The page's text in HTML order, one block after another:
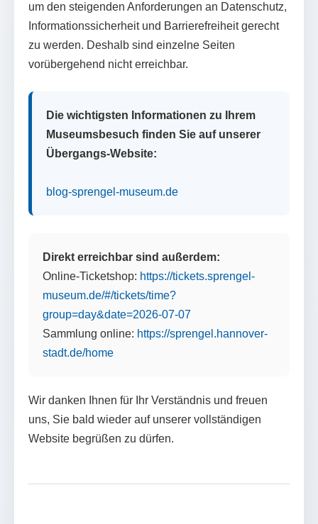
um den steigenden Anforderungen an Datenschutz,
Informationssicherheit und Barrierefreiheit gerecht
zu werden. Deshalb sind einzelne Seiten
vorübergehend nicht erreichbar.
Die wichtigsten Informationen zu Ihrem
Museumsbesuch finden Sie auf unserer
Übergangs-Website:
blog-sprengel-museum.de
Direkt erreichbar sind außerdem:
Online-Ticketshop: https://tickets.sprengel-
museum.de/#/tickets/time?
group=day&date=2026-07-07
Sammlung online: https://sprengel.hannover-
stadt.de/home
Wir danken Ihnen für Ihr Verständnis und freuen
uns, Sie bald wieder auf unserer vollständigen
Website begrüßen zu dürfen.